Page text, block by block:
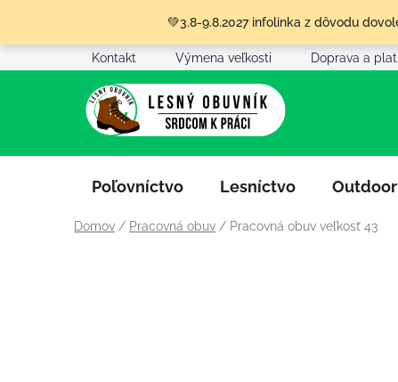
obsah
💚3.8-9.8.2027 infolinka z dôvodu
Kontakt Výmena veľkosti Doprava a
Poľovníctvo Lesníctvo
Domov / Pracovná obuv / Pracovná obuv veľkosť 43